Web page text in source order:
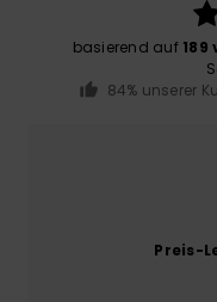
basierend auf
84% unserer
Preis-